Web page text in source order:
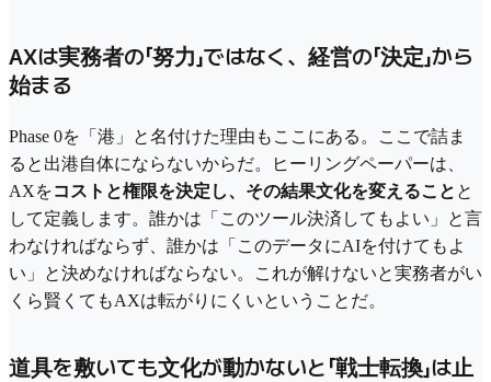
AXは実務者の「努力」ではなく、経営の「決定」から
始まる
Phase 0を「港」と名付けた理由もここにある。ここで詰ま
ると出港自体にならないからだ。ヒーリングペーパーは、
AXをコストと権限を決定し、その結果文化を変えること と
して定義します。誰かは「このツール決済してもよい」と言
わなければならず、誰かは「このデータにAIを付けてもよ
い」と決めなければならない。これが解けないと実務者がい
くら賢くてもAXは転がりにくいということだ。
道具を敷いても文化が動かないと「戦士転換」は止